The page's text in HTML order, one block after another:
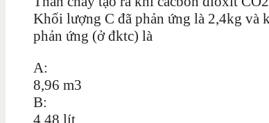
Khối lượng C đã phản ứng là 2,4kg và
phản ứng (ở đktc) là
A:
8,96 m3
B:
4,48 lít